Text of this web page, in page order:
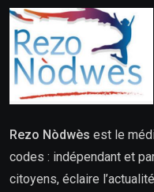
Rezo Nòdwès est le
codes : indépendant et
citoyens, éclaire